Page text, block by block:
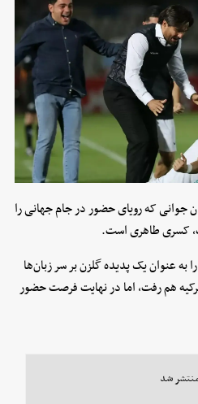
جوانی که رویای حضور در جام جهانی را
کسری طاهری است.
را به عنوان یک پدیده گلزن بر سر زبان‌ها
هم رفت، اما در نهایت فرصت حضور
شد